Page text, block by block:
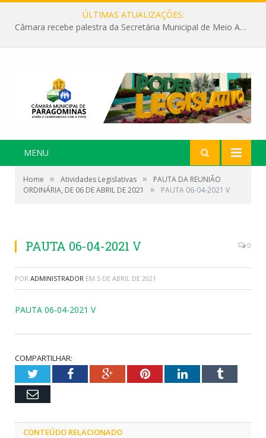
ÚLTIMAS ATUALIZAÇÕES:
Câmara recebe palestra da Secretária Municipal de Meio Ambiente sobre as ações da “SEMANA DO MEIO AMBIENTE”
MENU
Home » Atividades Legislativas »
PAUTA DA REUNIÃO
ORDINÁRIA, DE 06 DE ABRIL DE 2021
» PAUTA 06-04-2021 V
PAUTA 06-04-2021 V 0
POR ADMINISTRADOR EM 5 DE ABRIL DE 2021
PAUTA 06-04-2021 V
COMPARTILHAR:
TwitterFacebookGoogle+PinterestLinkedInTumblr
Email
CONTEÚDO RELACIONADO